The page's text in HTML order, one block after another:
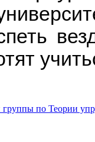
группы по Теории